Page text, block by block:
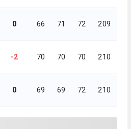
0 66 71 72 209
-2 70 70 70 210
0 69 69 72 210